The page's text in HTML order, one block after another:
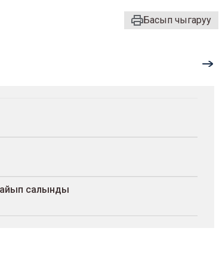
Басып чыгаруу
айып салынды